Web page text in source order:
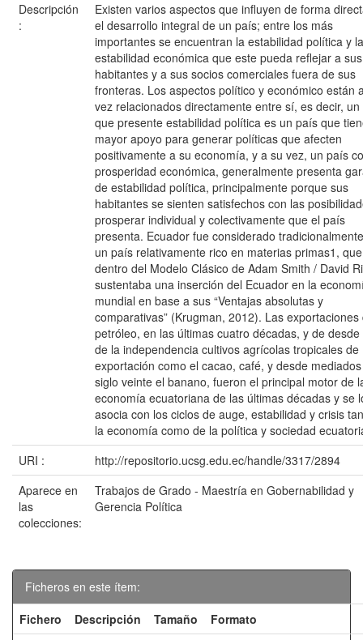
Descripción
:
Existen varios aspectos que influyen de forma
el desarrollo integral de un país; entre los más
importantes se encuentran la estabilidad política y la
estabilidad económica que este pueda reflejar a sus
habitantes y a sus socios comerciales fuera de sus
fronteras. Los aspectos político y económico están
vez relacionados directamente entre sí, es decir,
que presente estabilidad política es un país que
mayor apoyo para generar políticas que afecten
positivamente a su economía, y a su vez, un país
prosperidad económica, generalmente presenta
de estabilidad política, principalmente porque sus
habitantes se sienten satisfechos con las
prosperar individual y colectivamente que el país
presenta. Ecuador fue considerado
un país relativamente rico en materias primas1, que
dentro del Modelo Clásico de Adam Smith / David
sustentaba una inserción del Ecuador en la
mundial en base a sus “Ventajas absolutas y
comparativas” (Krugman, 2012). Las exportaciones
petróleo, en las últimas cuatro décadas, y de desde
de la independencia cultivos agrícolas tropicales de
exportación como el cacao, café, y desde
siglo veinte el banano, fueron el principal motor de
economía ecuatoriana de las últimas décadas y se
asocia con los ciclos de auge, estabilidad y crisis
la economía como de la política y sociedad
URI :
http://repositorio.ucsg.edu.ec/handle/3317/2894
Aparece en
las
colecciones:
Trabajos de Grado - Maestría en Gobernabilidad y
Gerencia Política
Ficheros en este ítem:
Fichero
Descripción Tamaño
Formato